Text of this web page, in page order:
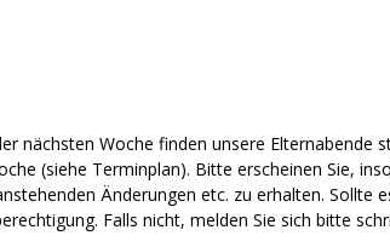
nächsten Woche finden unsere Elternabende
(siehe Terminplan). Bitte erscheinen Sie,
Änderungen etc. zu erhalten.
Falls nicht, melden Sie sich bitte